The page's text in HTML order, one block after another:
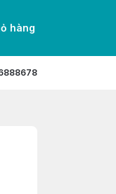
hàng